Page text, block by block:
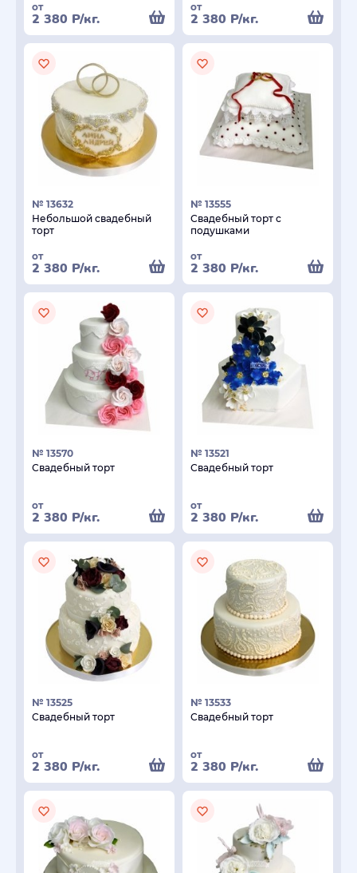
от
2 380 Р/кг.
от
2 380 Р/кг.
№ 13632
Небольшой свадебный
торт
от
2 380 Р/кг.
№ 13555
Свадебный торт с
подушками
от
2 380 Р/кг.
№ 13570
Свадебный торт
от
2 380 Р/кг.
№ 13521
Свадебный торт
от
2 380 Р/кг.
№ 13525
Свадебный торт
от
2 380 Р/кг.
№ 13533
Свадебный торт
от
2 380 Р/кг.